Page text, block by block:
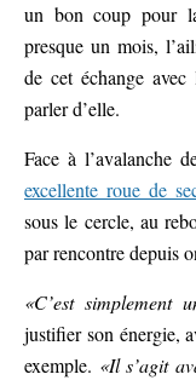
un bon coup pour
presque un mois,
de cet échange avec
parler d’elle.
Face à l’avalanche
excellente roue de
sous le cercle, au
par rencontre depuis
«C’est simplement
justifier son énergie,
exemple. «Il s’agit